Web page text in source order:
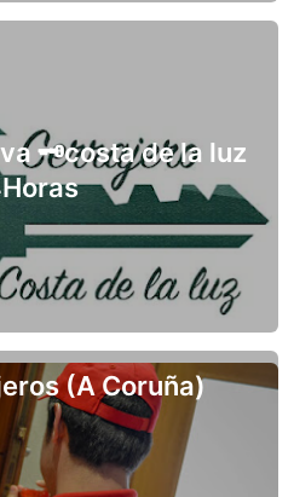
🗝costa de la luz
(A Coruña)